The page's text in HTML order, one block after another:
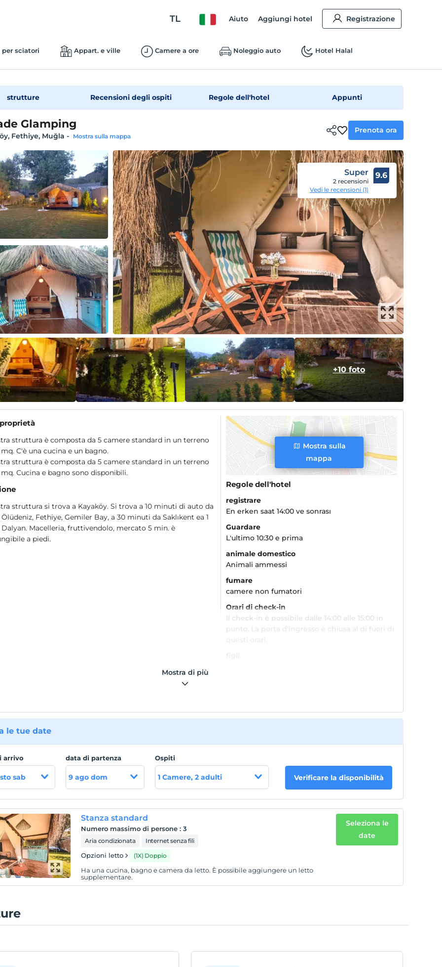
TL Aiuto Aggiungi hotel Registrazione
per sciatori Appart. e ville Camere a ore Noleggio auto Hotel Halal
strutture Recensioni degli ospiti Regole dell'hotel Appunti
Glamping
Fethiye, Muğla - Mostra sulla mappa
Prenota ora
Super
2 recensioni
Vedi le recensioni (1)
9.6
+10 foto
struttura è composta da 5 camere standard in un terreno
C'è una cucina e un bagno.
struttura è composta da 5 camere standard in un terreno
Cucina e bagno sono disponibili.
struttura si trova a Kayaköy. Si trova a 10 minuti di auto da
Ölüdeniz, Fethiye, Gemiler Bay, a 30 minuti da Saklıkent ea 1
Dalyan. Macelleria, fruttivendolo, mercato 5 min. è
a piedi.
Mostra sulla
mappa
Regole dell'hotel
registrare
En erken saat 14:00 ve sonrası
Guardare
L'ultimo 10:30 e prima
animale domestico
Animali ammessi
fumare
camere non fumatori
Orari di check-in
Il check-in è possibile dalle 14:00 alle 15:00 in
punto. La porta d'ingresso è chiusa al di fuori di
questi orari.
Mostra di più
le tue date
arrivo
sab
data di partenza
9 ago dom
Ospiti
1 Camere, 2 adulti Verificare la disponibilità
Stanza standard
Numero massimo di persone :3
Aria condizionata Internet senza fili
Opzioni letto (1X) Doppio
Ha una cucina, bagno e camera da letto. È possibile aggiungere un letto
supplementare.
Seleziona le
date